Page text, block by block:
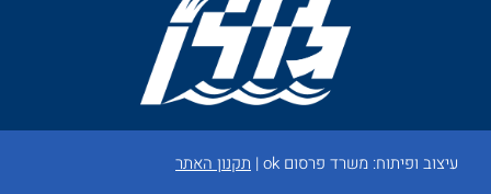
עיצוב ופיתוח: משרד פרסום ok | תקנון האתר